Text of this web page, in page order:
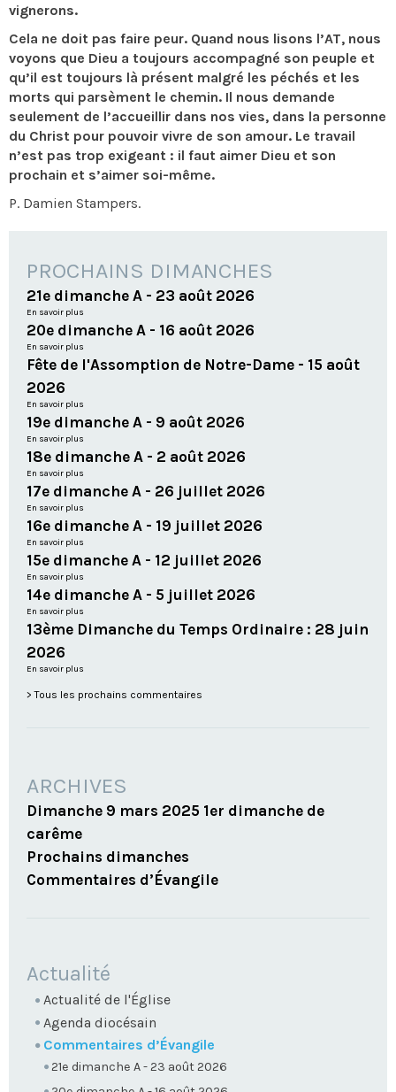
vignerons.
Cela ne doit pas faire peur. Quand nous lisons l’AT, nous
voyons que Dieu a toujours accompagné son peuple et
qu’il est toujours là présent malgré les péchés et les
morts qui parsèment le chemin. Il nous demande
seulement de l’accueillir dans nos vies, dans la personne
du Christ pour pouvoir vivre de son amour. Le travail
n’est pas trop exigeant : il faut aimer Dieu et son
prochain et s’aimer soi-même.
P. Damien Stampers.
PROCHAINS DIMANCHES
21e dimanche A - 23 août 2026
En savoir plus
20e dimanche A - 16 août 2026
En savoir plus
Fête de l'Assomption de Notre-Dame - 15 août
2026
En savoir plus
19e dimanche A - 9 août 2026
En savoir plus
18e dimanche A - 2 août 2026
En savoir plus
17e dimanche A - 26 juillet 2026
En savoir plus
16e dimanche A - 19 juillet 2026
En savoir plus
15e dimanche A - 12 juillet 2026
En savoir plus
14e dimanche A - 5 juillet 2026
En savoir plus
13ème Dimanche du Temps Ordinaire : 28 juin
2026
En savoir plus
Tous les prochains commentaires
ARCHIVES
Dimanche 9 mars 2025 1er dimanche de
carême
Prochains dimanches
Commentaires d’Évangile
NAVIGATION
Actualité
Actualité de l'Église
Agenda diocésain
Commentaires d’Évangile
21e dimanche A - 23 août 2026